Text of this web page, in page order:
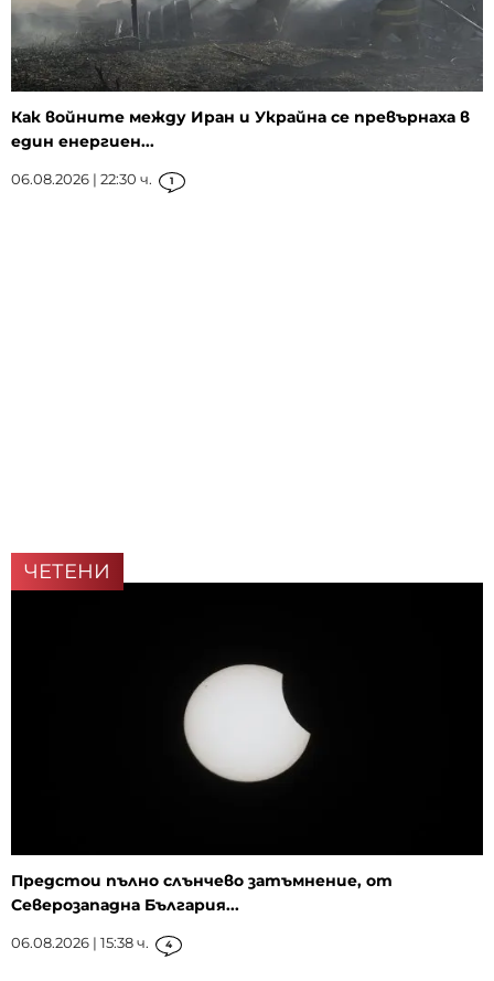
Как войните между Иран и Украйна се превърнаха в
един енергиен...
06.08.2026 | 22:30 ч. 1
ЧЕТЕНИ
Предстои пълно слънчево затъмнение, от
Северозападна България...
06.08.2026 | 15:38 ч. 4